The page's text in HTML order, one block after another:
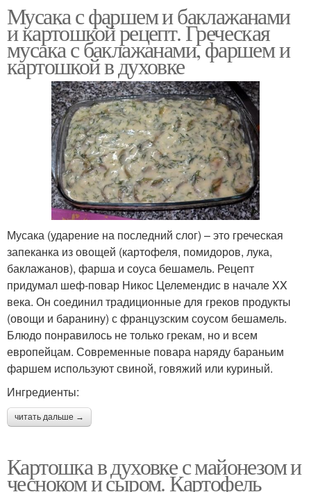
Мусака с фаршем и баклажанами
и картошкой рецепт. Греческая
мусака с баклажанами, фаршем и
картошкой в духовке
Мусака (ударение на последний слог) – это греческая
запеканка из овощей (картофеля, помидоров, лука,
баклажанов), фарша и соуса бешамель. Рецепт
придумал шеф-повар Никос Целемендис в начале XX
века. Он соединил традиционные для греков продукты
(овощи и баранину) с французским соусом бешамель.
Блюдо понравилось не только грекам, но и всем
европейцам. Современные повара наряду бараньим
фаршем используют свиной, говяжий или куриный.
Ингредиенты:
читать дальше →
Картошка в духовке с майонезом и
чесноком и сыром. Картофель